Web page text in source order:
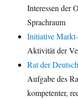
Interessen der
Sprachraum
Initiative
Aktivität der
Rat der
Aufgabe des
kompetenter,